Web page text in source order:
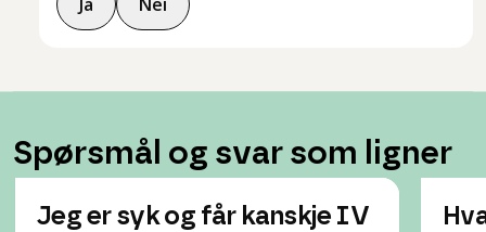
Spørsmål og svar som ligner
Jeg er syk og får kanskje IV